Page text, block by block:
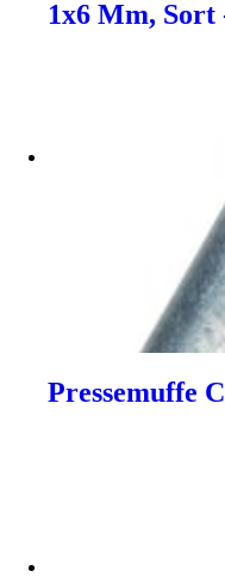
1x6 Mm, Sort
Pressemuffe